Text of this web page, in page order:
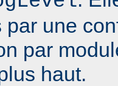
par une
par
haut.